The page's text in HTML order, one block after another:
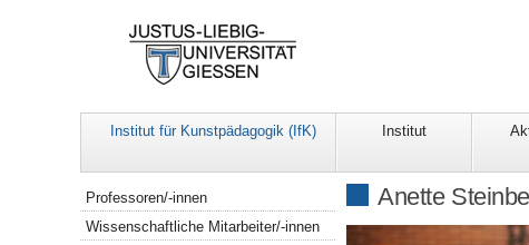
Institut für Kunstpädagogik (IfK) Institut
Anette
Navigation
Professoren/-innen
Wissenschaftliche Mitarbeiter/-innen